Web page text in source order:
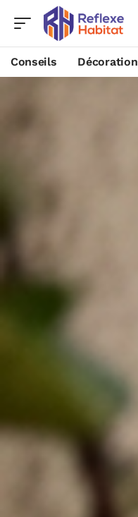
Conseils Décoration